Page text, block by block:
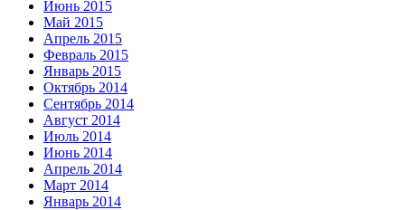
Июнь 2015
Май 2015
Апрель 2015
Февраль 2015
Январь 2015
Октябрь 2014
Сентябрь 2014
Август 2014
Июль 2014
Июнь 2014
Апрель 2014
Март 2014
Январь 2014